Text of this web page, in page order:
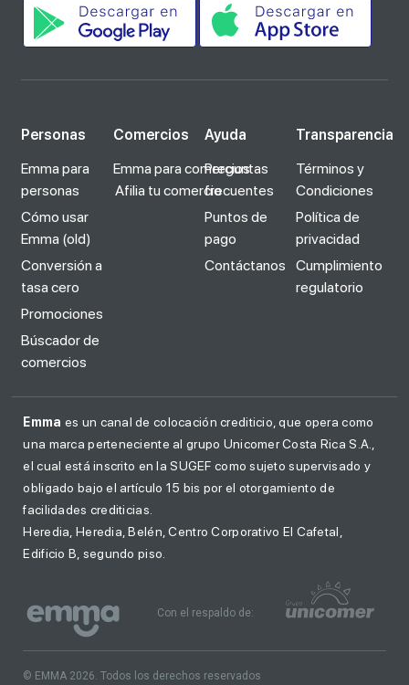
Personas
Emma para
personas
Cómo usar
Emma (old)
Conversión a
tasa cero
Promociones
Búscador de
comercios
Comercios
Emma para comercios
Afilia tu comercio
Ayuda
Preguntas
frecuentes
Puntos de
pago
Contáctanos
Transparencia
Términos y
Condiciones
Política de
privacidad
Cumplimiento
regulatorio
Emma es un canal de colocación crediticio, que opera como
una marca perteneciente al grupo Unicomer Costa Rica S.A.,
el cual está inscrito en la SUGEF como sujeto supervisado y
obligado bajo el artículo 15 bis por el otorgamiento de
facilidades crediticias.
Heredia, Heredia, Belén, Centro Corporativo El Cafetal,
Edificio B, segundo piso.
© EMMA 2026. Todos los derechos reservados
Con el respaldo de: